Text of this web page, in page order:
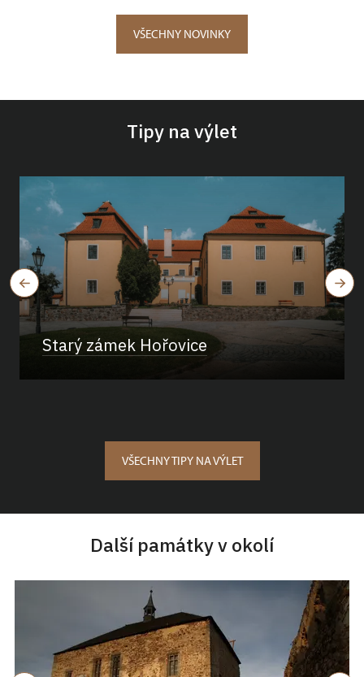
VŠECHNY NOVINKY
Tipy na výlet
Starý zámek Hořovice
VŠECHNY TIPY NA VÝLET
Další památky v okolí